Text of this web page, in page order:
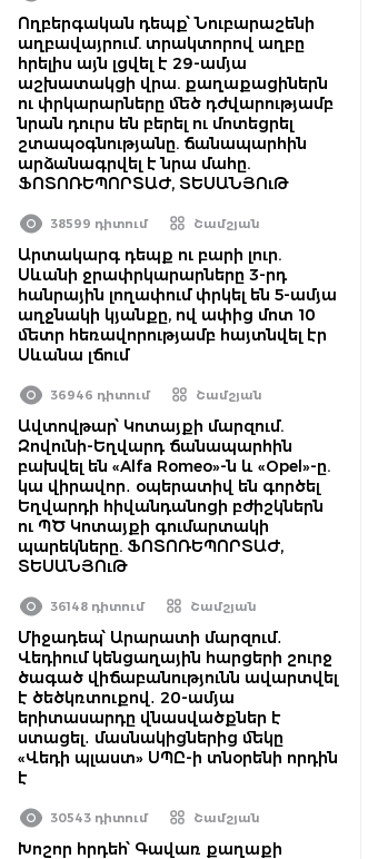
Ողբերգական դեպք՝ Նուբարաշենի
աղբավայրում. տրակտորով աղբը
հրելիս այն լցվել է 29-ամյա
աշխատակցի վրա. քաղաքացիներն
ու փրկարարները մեծ դժվարությամբ
նրան դուրս են բերել ու մոտեցրել
շտապօգնությանը. ճանապարհին
արձանագրվել է նրա մահը.
ՖՈՏՈՌԵՊՈՐՏԱԺ, ՏԵՍԱՆՅՈւԹ
38599 դիտում Շամշյան
Արտակարգ դեպք ու բարի լուր.
Սևանի ջրափրկարարները 3-րդ
հանրային լողափում փրկել են 5-ամյա
աղջնակի կյանքը, ով ափից մոտ 10
մետր հեռավորությամբ հայտնվել էր
Սևանա լճում
36946 դիտում Շամշյան
Ավտովթար՝ Կոտայքի մարզում.
Զովունի-Եղվարդ ճանապարհին
բախվել են «Alfa Romeo»-ն և «Opel»-ը.
կա վիրավոր․ օպերատիվ են գործել
Եղվարդի հիվանդանոցի բժիշկներն
ու ՊԾ Կոտայքի գումարտակի
պարեկները. ՖՈՏՈՌԵՊՈՐՏԱԺ,
ՏԵՍԱՆՅՈւԹ
36148 դիտում Շամշյան
Միջադեպ՝ Արարատի մարզում․
Վեդիում կենցաղային հարցերի շուրջ
ծագած վիճաբանությունն ավարտվել
է ծեծկռտուքով․ 20-ամյա
երիտասարդը վնասվածքներ է
ստացել․ մասնակիցներից մեկը
«Վեդի պլաստ» ՍՊԸ-ի տնօրենի որդին
է
30543 դիտում Շամշյան
Խոշոր հրդեհ՝ Գավառ քաղաքի